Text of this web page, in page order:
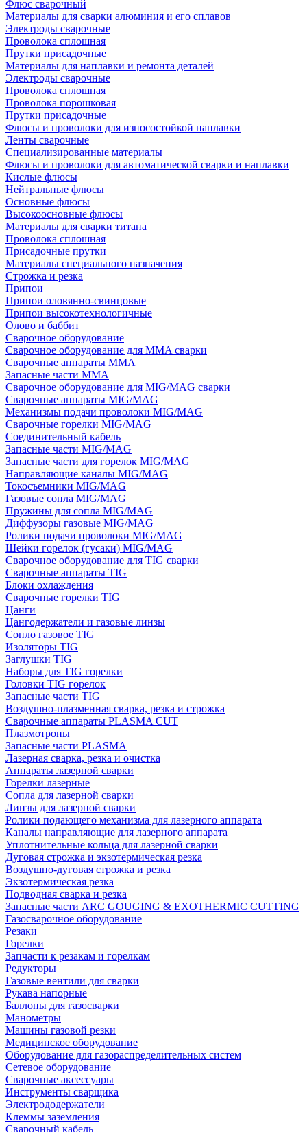
Флюс сварочный
Материалы для сварки алюминия и его сплавов
Электроды сварочные
Проволока сплошная
Прутки присадочные
Материалы для наплавки и ремонта деталей
Электроды сварочные
Проволока сплошная
Проволока порошковая
Прутки присадочные
Флюсы и проволоки для износостойкой наплавки
Ленты сварочные
Специализированные материалы
Флюсы и проволоки для автоматической сварки и наплавки
Кислые флюсы
Нейтральные флюсы
Основные флюсы
Высокоосновные флюсы
Материалы для сварки титана
Проволока сплошная
Присадочные прутки
Материалы специального назначения
Строжка и резка
Припои
Припои оловянно-свинцовые
Припои высокотехнологичные
Олово и баббит
Сварочное оборудование
Сварочное оборудование для MMA сварки
Сварочные аппараты MMA
Запасные части MMA
Сварочное оборудование для MIG/MAG сварки
Сварочные аппараты MIG/MAG
Механизмы подачи проволоки MIG/MAG
Сварочные горелки MIG/MAG
Соединительный кабель
Запасные части MIG/MAG
Запасные части для горелок MIG/MAG
Направляющие каналы MIG/MAG
Токосъемники MIG/MAG
Газовые сопла MIG/MAG
Пружины для сопла MIG/MAG
Диффузоры газовые MIG/MAG
Ролики подачи проволоки MIG/MAG
Шейки горелок (гусаки) MIG/MAG
Сварочное оборудование для TIG сварки
Сварочные аппараты TIG
Блоки охлаждения
Сварочные горелки TIG
Цанги
Цангодержатели и газовые линзы
Сопло газовое TIG
Изоляторы TIG
Заглушки TIG
Наборы для TIG горелки
Головки TIG горелок
Запасные части TIG
Воздушно-плазменная сварка, резка и строжка
Сварочные аппараты PLASMA CUT
Плазмотроны
Запасные части PLASMA
Лазерная сварка, резка и очистка
Аппараты лазерной сварки
Горелки лазерные
Сопла для лазерной сварки
Линзы для лазерной сварки
Ролики подающего механизма для лазерного аппарата
Каналы направляющие для лазерного аппарата
Уплотнительные кольца для лазерной сварки
Дуговая строжка и экзотермическая резка
Воздушно-дуговая строжка и резка
Экзотермическая резка
Подводная сварка и резка
Запасные части ARC GOUGING & EXOTHERMIC CUTTING
Газосварочное оборудование
Резаки
Горелки
Запчасти к резакам и горелкам
Редукторы
Газовые вентили для сварки
Рукава напорные
Баллоны для газосварки
Манометры
Машины газовой резки
Медицинское оборудование
Оборудование для газораспределительных систем
Сетевое оборудование
Сварочные аксессуары
Инструменты сварщика
Электрододержатели
Клеммы заземления
Сварочный кабель